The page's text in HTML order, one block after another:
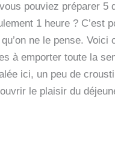
pouviez préparer 5
1 heure ? C’est
ne le pense. Voici
à emporter toute la
ici, un peu de
le plaisir du